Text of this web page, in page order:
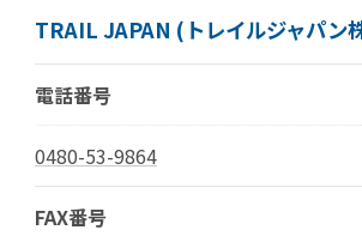
TRAIL JAPAN (トレイルジャパン
電話番号
0480-53-9864
FAX番号